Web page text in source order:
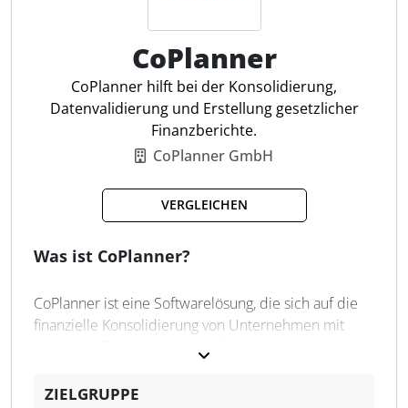
und eine effizientere Gestaltung von Planungen und
Finanzkonsolidierung
Abschlusszyklen
Planung und Reporting
Intercompany-Abgleiche
Statutarisches Reporting
iXBRL-Berichte erstellen
KI-gestützte Prognosen
CoPlanner
CoPlanner hilft bei der Konsolidierung,
Datenvalidierung und Erstellung gesetzlicher
Finanzberichte.
CoPlanner GmbH
VERGLEICHEN
Was ist CoPlanner?
CoPlanner ist eine Softwarelösung, die sich auf die
finanzielle Konsolidierung von Unternehmen mit
Finanzdaten in einem einheitlichen
ZIELGRUPPE